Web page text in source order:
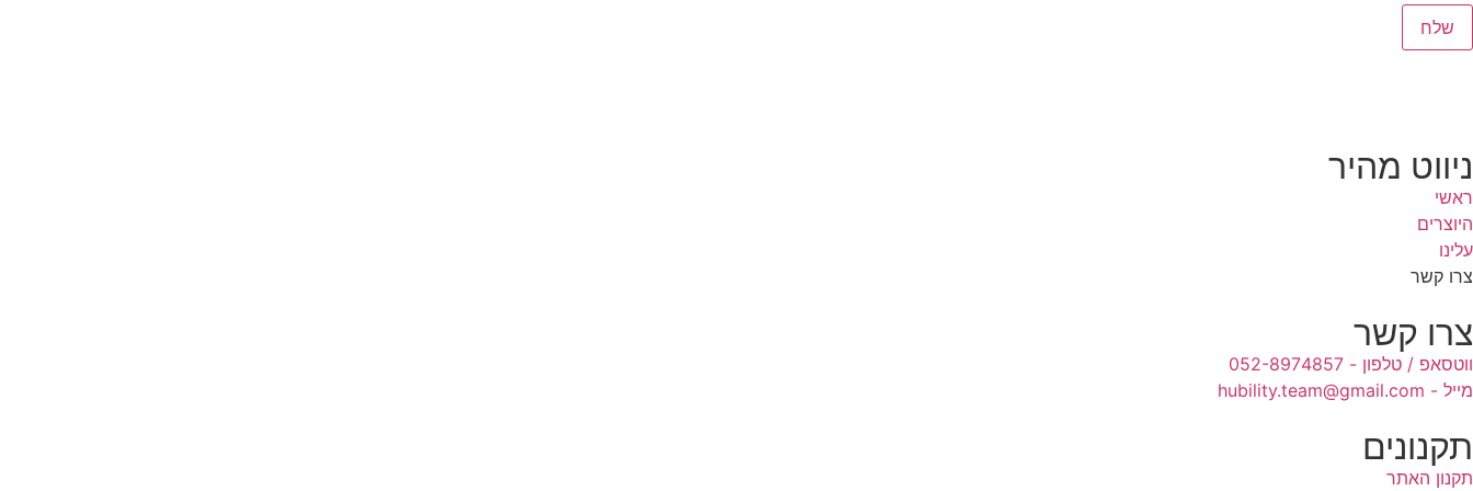
ניווט מהיר
ראשי
היוצרים
עלינו
צרו קשר
צרו קשר
ווטסאפ / טלפון - 052-8974857
מייל - hubility.team@gmail.com
תקנונים
תקנון האתר